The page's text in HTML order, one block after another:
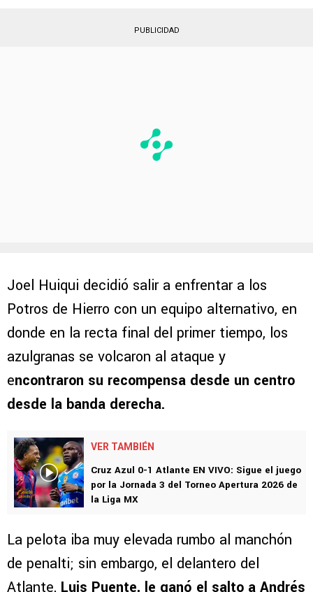
PUBLICIDAD
Joel Huiqui decidió salir a enfrentar a los
Potros de Hierro con un equipo alternativo, en
donde en la recta final del primer tiempo, los
azulgranas se volcaron al ataque y
encontraron su recompensa desde un centro
desde la banda derecha.
VER TAMBIÉN
Cruz Azul 0-1 Atlante EN VIVO: Sigue el juego
por la Jornada 3 del Torneo Apertura 2026 de
la Liga MX
La pelota iba muy elevada rumbo al manchón
de penalti; sin embargo, el delantero del
Atlante, Luis Puente, le ganó el salto a Andrés